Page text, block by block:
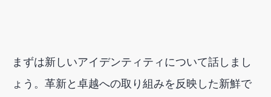
まずは新しいアイデンティティについて話しまし
ょう。革新と卓越への取り組みを反映した新鮮で